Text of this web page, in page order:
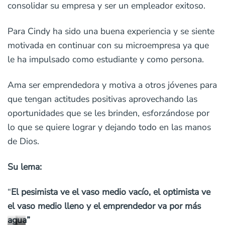
consolidar su empresa y ser un empleador exitoso.
Para Cindy ha sido una buena experiencia y se siente
motivada en continuar con su microempresa ya que
le ha impulsado como estudiante y como persona.
Ama ser emprendedora y motiva a otros jóvenes para
que tengan actitudes positivas aprovechando las
oportunidades que se les brinden, esforzándose por
lo que se quiere lograr y dejando todo en las manos
de Dios.
Su lema:
“El pesimista ve el vaso medio vacío, el optimista ve
el vaso medio lleno y el emprendedor va por más
agua”